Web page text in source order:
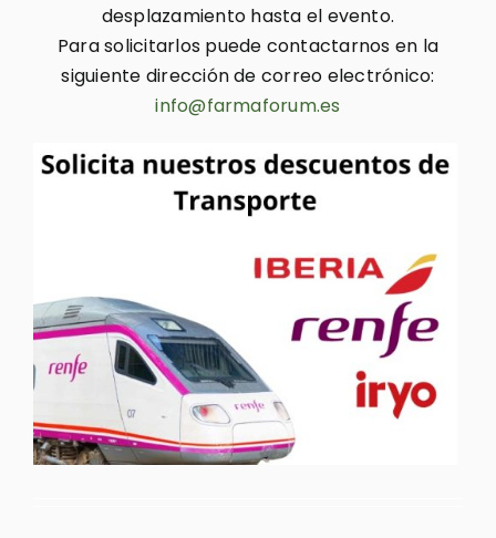
desplazamiento hasta el evento.
Para solicitarlos puede contactarnos en la
siguiente dirección de correo electrónico:
info@farmaforum.es